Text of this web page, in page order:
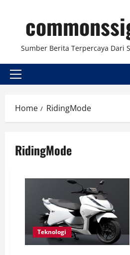
content
Sumber Berita Terpercaya Dari
Primary
Home RidingMode
RidingMode
Teknologi